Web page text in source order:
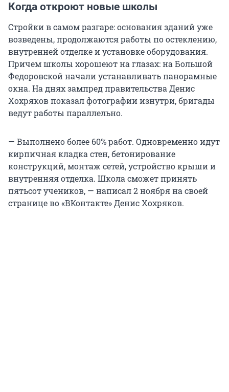
Когда откроют новые школы
Стройки в самом разгаре: основания зданий уже
возведены, продолжаются работы по остеклению,
внутренней отделке и установке оборудования.
Причем школы хорошеют на глазах: на Большой
Федоровской начали устанавливать панорамные
окна. На днях зампред правительства Денис
Хохряков показал фотографии изнутри, бригады
ведут работы параллельно.
— Выполнено более 60% работ. Одновременно идут
кирпичная кладка стен, бетонирование
конструкций, монтаж сетей, устройство крыши и
внутренняя отделка. Школа сможет принять
пятьсот учеников, — написал 2 ноября на своей
странице во «ВКонтакте» Денис Хохряков.